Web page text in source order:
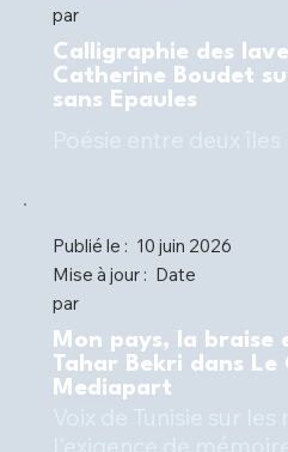
par
Calligraphie des
Catherine Boudet
sans Epaules
Publié le : 10 juin 2026
Mise à jour : Date
par
Mon pays, la braise
Tahar Bekri dans Le
Mediapart